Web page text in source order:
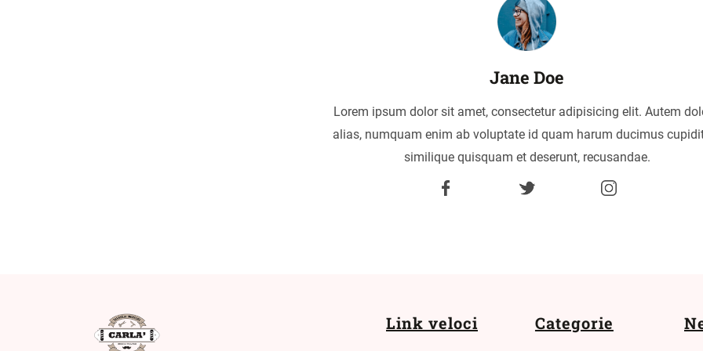
Jane Doe
Lorem ipsum dolor sit amet, consectetur adipisicing elit. Autem
alias, numquam enim ab voluptate id quam harum ducimus
similique quisquam et deserunt, recusandae.
Link veloci Categorie